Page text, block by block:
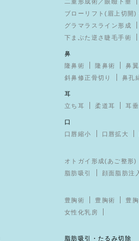
二重形成術／眼瞼下垂
ブローリフト(眉上切開
グラマラスライン形成
下まぶた逆さ睫毛手術
鼻
隆鼻術
隆鼻術 鼻
斜鼻修正骨切り
鼻孔
耳
立ち耳
柔道耳 耳
口
口唇縮小
口唇拡大
オトガイ形成(あご整形)
脂肪吸引
顔面脂肪注
豊胸術 豊胸術 豊
女性化乳房
脂肪吸引・たるみ切除